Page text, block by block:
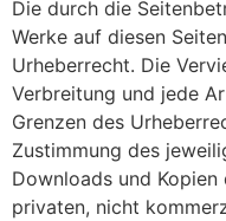
Die durch die
Werke auf diesen
Urheberrecht. Die
Verbreitung und jede
Grenzen des
Zustimmung des
Downloads und
privaten, nicht